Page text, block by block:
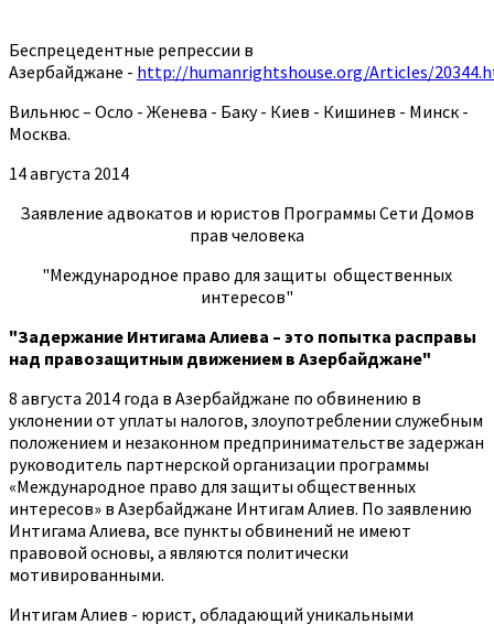
Беспрецедентные репрессии в
Азербайджане - http://humanrightshouse.org/Articles/
Вильнюс – Осло - Женева - Баку - Киев - Кишинев - Минск -
Москва.
14 августа 2014
Заявление адвокатов и юристов Программы Сети Домов
прав человека
"Международное право для защиты общественных
интересов"
"Задержание Интигама Алиева – это попытка расправы
над правозащитным движением в Азербайджане"
8 августа 2014 года в Азербайджане по обвинению в
уклонении от уплаты налогов, злоупотреблении служебным
положением и незаконном предпринимательстве задержан
руководитель партнерской организации программы
«Международное право для защиты общественных
интересов» в Азербайджане Интигам Алиев. По заявлению
Интигама Алиева, все пункты обвинений не имеют
правовой основы, а являются политически
мотивированными.
Интигам Алиев - юрист, обладающий уникальными